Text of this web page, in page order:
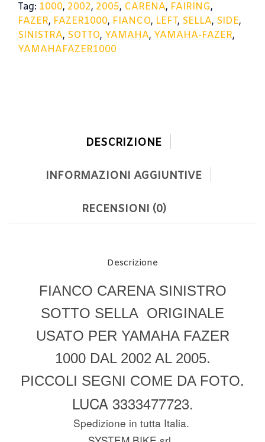
Tag: 1000, 2002, 2005, CARENA, FAIRING,
FAZER, FAZER1000, FIANCO, LEFT, SELLA, SIDE,
SINISTRA, SOTTO, YAMAHA, YAMAHA-FAZER,
YAMAHAFAZER1000
DESCRIZIONE
INFORMAZIONI AGGIUNTIVE
RECENSIONI (0)
Descrizione
FIANCO CARENA SINISTRO
SOTTO SELLA ORIGINALE
USATO PER YAMAHA FAZER
1000 DAL 2002 AL 2005.
PICCOLI SEGNI COME DA FOTO.
LUCA 3333477723.
Spedizione in tutta Italia.